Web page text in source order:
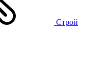
Строй